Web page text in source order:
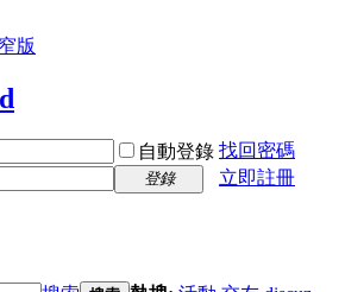
版
自動登錄 找回密碼
登錄
立即註冊